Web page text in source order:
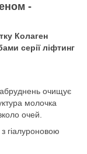
-
Колаген
серії ліфтинг
очищує
молочка
очей.
гіалуроновою